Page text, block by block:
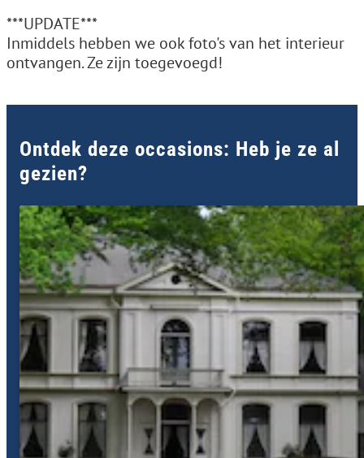
***UPDATE***
Inmiddels hebben we ook foto's van het interieur
ontvangen. Ze zijn toegevoegd!
Ontdek deze occasions: Heb je ze al
gezien?